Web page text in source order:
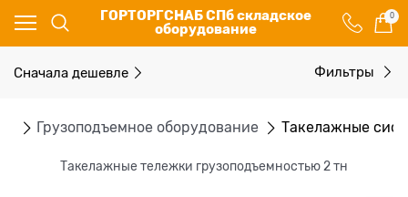
ГОРТОРГСНАБ СПб складское
оборудование
0
Грузоподъемное оборудование Такелажные
Такелажные тележки грузоподъемностью 2 тн
Сначала дешевле Фильтры